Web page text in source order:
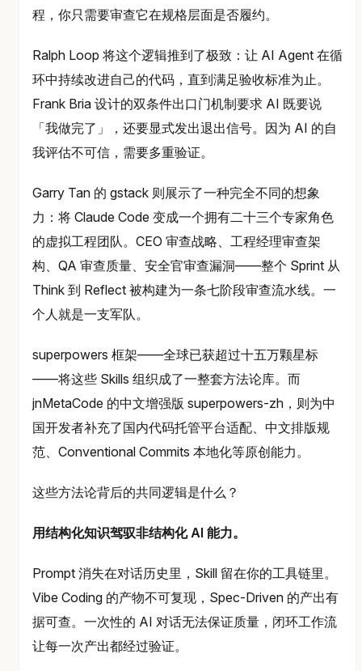
程，你只需要审查它在规格层面是否履约。
Ralph Loop 将这个逻辑推到了极致：让 AI Agent 在循
环中持续改进自己的代码，直到满足验收标准为止。
Frank Bria 设计的双条件出口门机制要求 AI 既要说
「我做完了」，还要显式发出退出信号。因为 AI 的自
我评估不可信，需要多重验证。
Garry Tan 的 gstack 则展示了一种完全不同的想象
力：将 Claude Code 变成一个拥有二十三个专家角色
的虚拟工程团队。CEO 审查战略、工程经理审查架
构、QA 审查质量、安全官审查漏洞——整个 Sprint 从
Think 到 Reflect 被构建为一条七阶段审查流水线。一
个人就是一支军队。
superpowers 框架——全球已获超过十五万颗星标
——将这些 Skills 组织成了一整套方法论库。而
jnMetaCode 的中文增强版 superpowers-zh，则为中
国开发者补充了国内代码托管平台适配、中文排版规
范、Conventional Commits 本地化等原创能力。
这些方法论背后的共同逻辑是什么？
用结构化知识驾驭非结构化 AI 能力。
Prompt 消失在对话历史里，Skill 留在你的工具链里。
Vibe Coding 的产物不可复现，Spec-Driven 的产出有
据可查。一次性的 AI 对话无法保证质量，闭环工作流
让每一次产出都经过验证。